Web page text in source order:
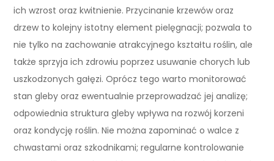
ich wzrost oraz kwitnienie. Przycinanie krzewów oraz
drzew to kolejny istotny element pielęgnacji; pozwala to
nie tylko na zachowanie atrakcyjnego kształtu roślin, ale
także sprzyja ich zdrowiu poprzez usuwanie chorych lub
uszkodzonych gałęzi. Oprócz tego warto monitorować
stan gleby oraz ewentualnie przeprowadzać jej analizę;
odpowiednia struktura gleby wpływa na rozwój korzeni
oraz kondycję roślin. Nie można zapominać o walce z
chwastami oraz szkodnikami; regularne kontrolowanie